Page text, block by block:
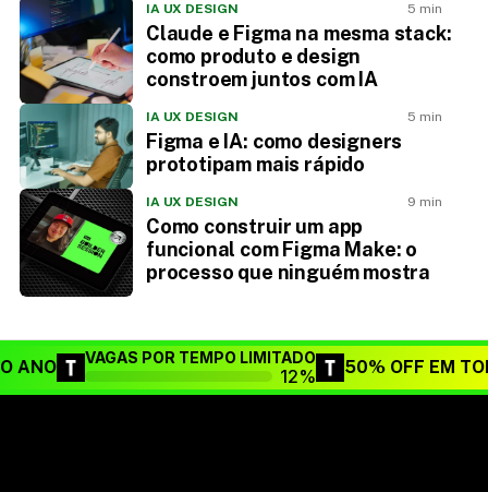
IA UX DESIGN 5 min
Claude e Figma na mesma stack:
como produto e design
constroem juntos com IA
IA UX DESIGN 5 min
Figma e IA: como designers
prototipam mais rápido
IA UX DESIGN 9 min
Como construir um app
funcional com Figma Make: o
processo que ninguém mostra
ANO VAGAS POR TEMPO LIMITADO
12% 50% OFF EM